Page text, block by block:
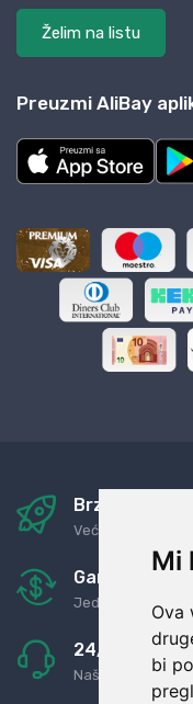
Mi
Ova
bi
Želim na listu
Preuzmi AliBay
Brza i
Već za nekoliko
Garancija u
Jednostavno
24/7 odlična
Naši agenti